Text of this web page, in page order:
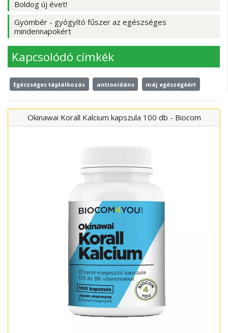
Boldog új évet!
Gyömbér - gyógyító fűszer az egészséges
mindennapokért
Kapcsolódó címkék
Egészséges táplálkozás antioxidáns máj egészégéért
Okinawai Korall Kalcium kapszula 100 db - Biocom